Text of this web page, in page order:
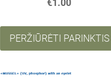
€1.00
PERŽIŪRĖTI PARINKTIS